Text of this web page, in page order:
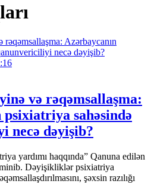
və rəqəmsallaşma:
psixiatriya sahəsində
necə dəyişib?
yardımı haqqında” Qanuna edilən
Dəyişikliklər psixiatriya
şəxsin razılığı